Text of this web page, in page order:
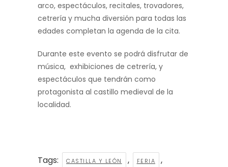
arco, espectáculos, recitales, trovadores,
cetrería y mucha diversión para todas las
edades completan la agenda de la cita.
Durante este evento se podrá disfrutar de
música, exhibiciones de cetrería, y
espectáculos que tendrán como
protagonista al castillo medieval de la
localidad.
Tags: CASTILLA Y LEÓN , FERIA ,